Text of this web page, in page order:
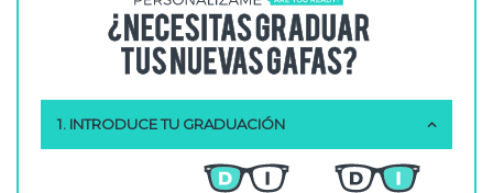
1. INTRODUCE TU GRADUACIÓN